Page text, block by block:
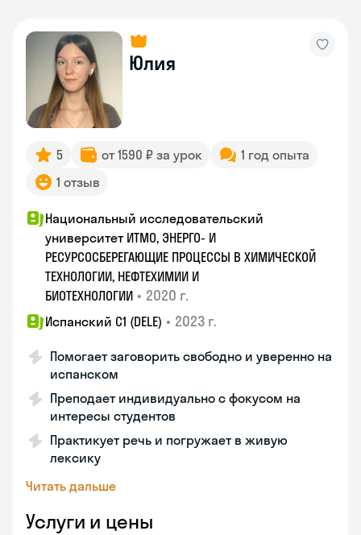
Юлия
5 от 1590 ₽ за урок
1 год опыта
1 отзыв
Национальный исследовательский
университет ИТМО, ЭНЕРГО- И
РЕСУРСОСБЕРЕГАЮЩИЕ ПРОЦЕССЫ В ХИМИЧЕСКОЙ
ТЕХНОЛОГИИ, НЕФТЕХИМИИ И
БИОТЕХНОЛОГИИ • 2020 г.
Испанский С1 (DELE) • 2023 г.
Помогает заговорить свободно и уверенно на
испанском
Преподает индивидуально с фокусом на
интересы студентов
Практикует речь и погружает в живую
лексику
Читать дальше
Услуги и цены